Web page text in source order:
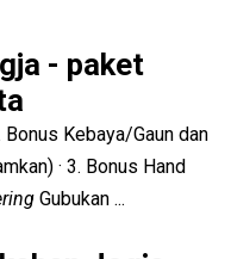
- paket
Bonus Kebaya/Gaun dan
· 3. Bonus Hand
Gubukan ...